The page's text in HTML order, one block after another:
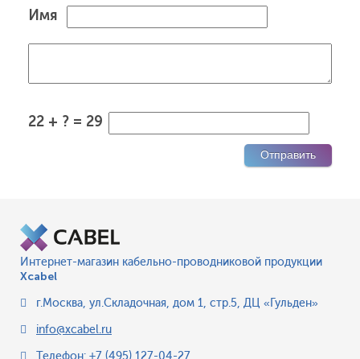
Имя
22 + ? = 29
Интернет-магазин кабельно-проводниковой продукции
Xcabel
г.Москва, ул.Складочная, дом 1, стр.5, ДЦ «Гульден»
info@xcabel.ru
Телефон: +7 (495) 127-04-27